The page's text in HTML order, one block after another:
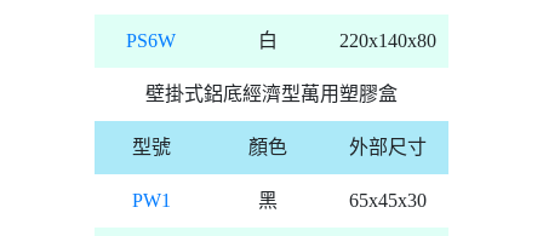
PS6W 白 220x140x80
壁掛式鋁底經濟型萬用塑膠盒
型號 顏色 外部尺寸
PW1 黑 65x45x30